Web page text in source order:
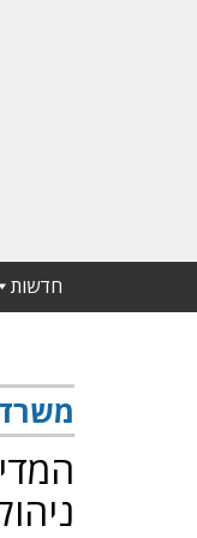
חדשות